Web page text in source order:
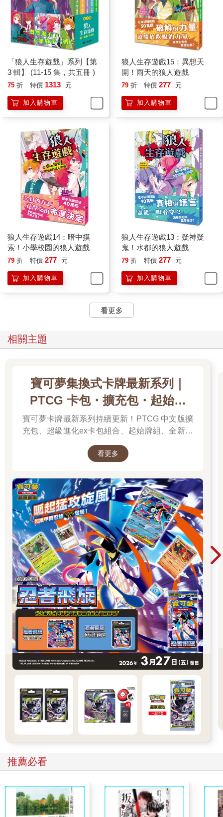
（未完）
「狼人生存遊戲」系列【第
3 輯】 (11-15 集，共五冊 )
75 折 特價 1313 元
加入購物車
狼人生存遊戲15：異想天
開！雨天的狼人遊戲
79 折 特價 277 元
加入購物車
狼人生存遊戲14：暗中摸
索！小學校園的狼人遊戲
79 折 特價 277 元
加入購物車
狼人生存遊戲13：疑神疑
鬼！水都的狼人遊戲
79 折 特價 277 元
加入購物車
看更多
相關主題
寶可夢集換式卡牌最新系列｜
PTCG 卡包・擴充包・起始牌
組．最新卡牌＆組合一次看
寶可夢卡牌最新系列持續更新！PTCG 中文版擴
充包、超級進化ex卡包組合、起始牌組、全新周
看更多
推薦必看